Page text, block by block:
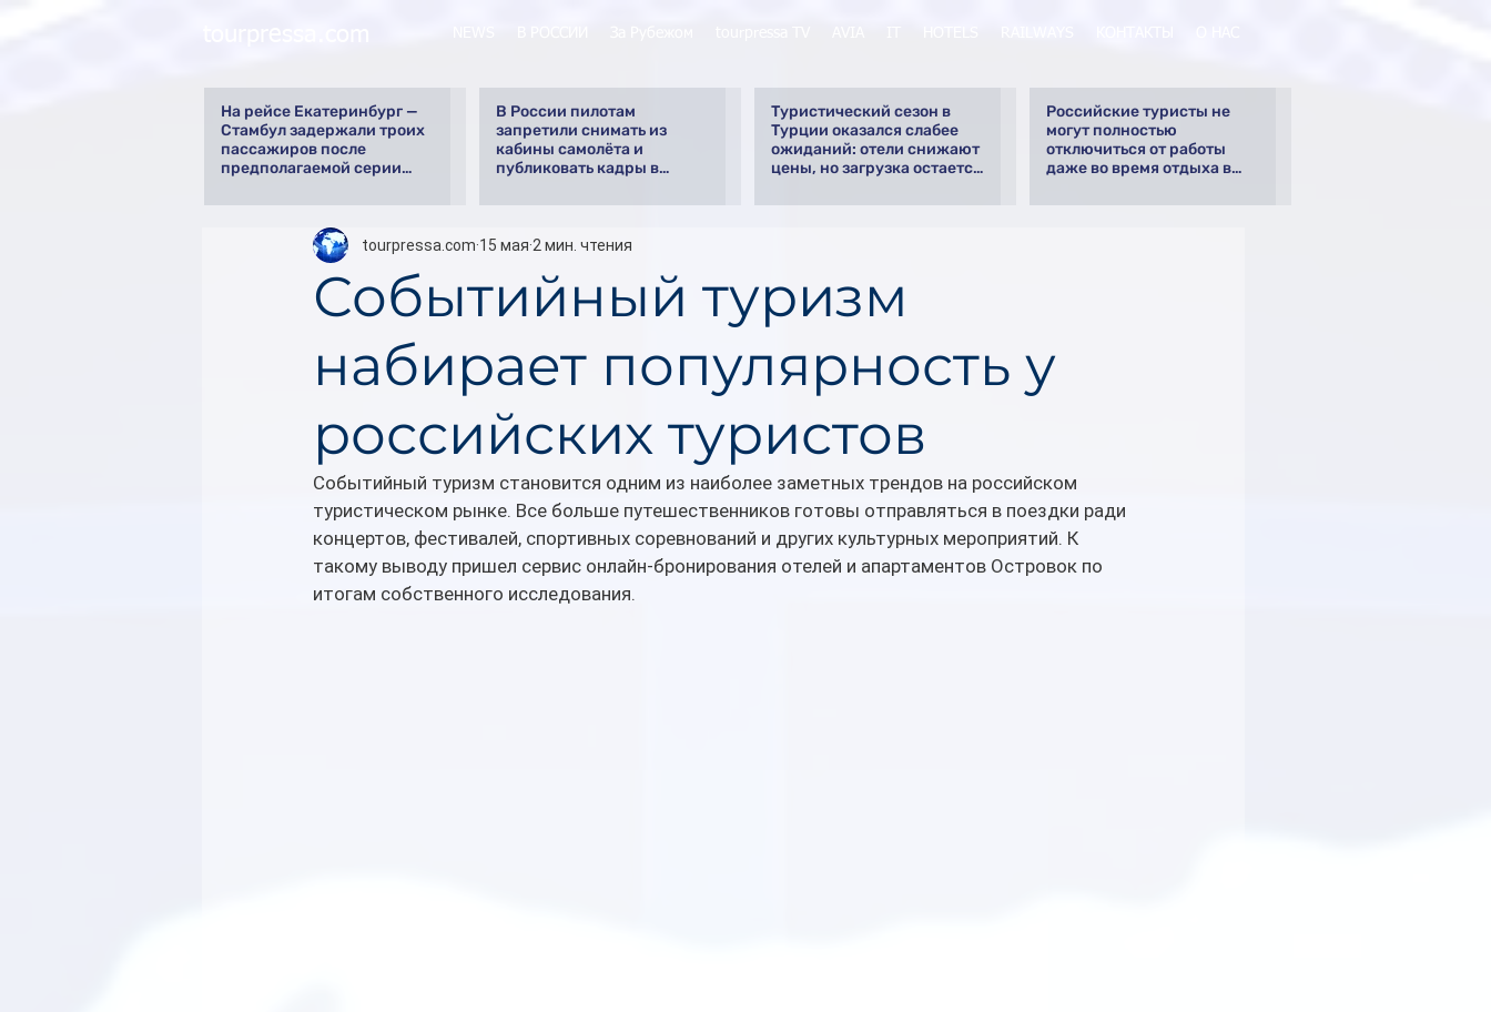
На рейсе Екатеринбург —
Стамбул задержали троих
пассажиров после
предполагаемой серии
В России пилотам
запретили снимать из
кабины самолёта и
публиковать кадры в
Туристический сезон в
Турции оказался слабее
ожиданий: отели снижают
цены, но загрузка остается
Российские туристы не
могут полностью
отключиться от работы
даже во время отдыха в
Событийный туризм
набирает популярность у
российских туристов
tourpressa.com 15 мая 2 мин. чтения
Событийный туризм становится одним из наиболее заметных трендов на российском
туристическом рынке. Все больше путешественников готовы отправляться в поездки ради
концертов, фестивалей, спортивных соревнований и других культурных мероприятий. К
такому выводу пришел сервис онлайн-бронирования отелей и апартаментов Островок по
итогам собственного исследования.